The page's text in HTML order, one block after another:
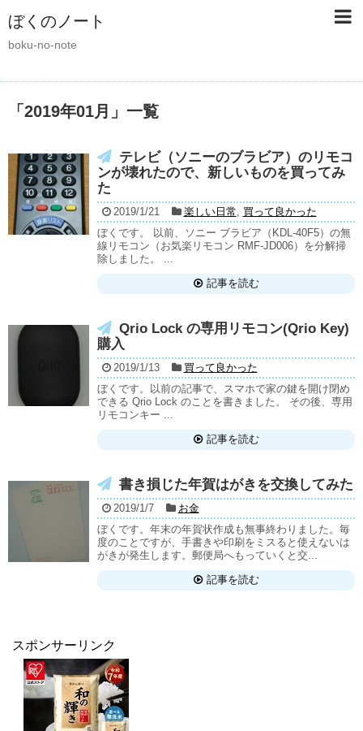
ぼくのノート
boku-no-note
「 2019年01月 」 一覧
テレビ（ソニーのブラビア）のリモコ
ンが壊れたので、新しいものを買ってみ
た
2019/1/21 楽しい日常
買って良かった
ぼくです。 以前、ソニー ブラビア（KDL-40F5）の無
線リモコン（お気楽リモコン RMF-JD006）を分解掃
除しました。 ...
記事を読む
Qrio Lock の専用リモコン(Qrio Key)
購入
2019/1/13
買って良かった
ぼくです。以前の記事で、スマホで家の鍵を開け閉め
できる Qrio Lock のことを書きました。 その後、専用
リモコンキー ...
記事を読む
書き損じた年賀はがきを交換してみた
2019/1/7
お金
ぼくです。年末の年賀状作成も無事終わりました。毎
度のことですが、手書きや印刷をミスると使えないは
がきが発生します。郵便局へもっていくと交...
記事を読む
スポンサーリンク